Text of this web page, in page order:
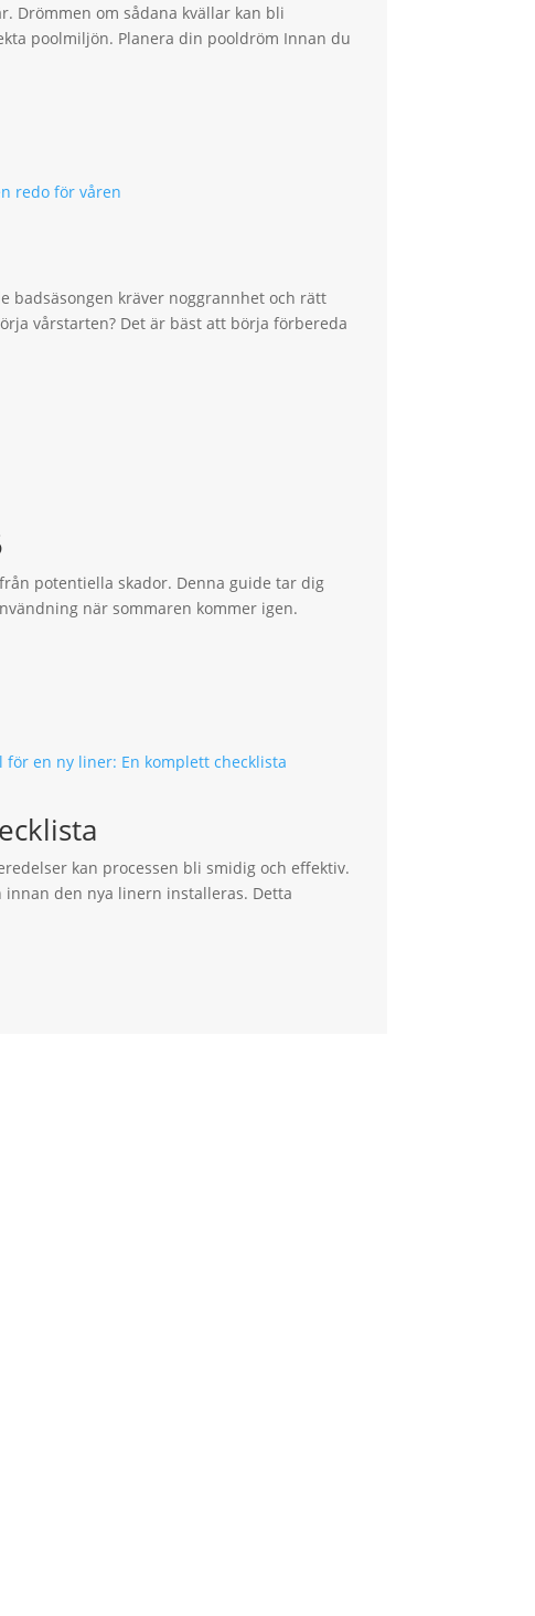
Drömmen om sådana kvällar kan bli
poolmiljön. Planera din pooldröm Innan du
badsäsongen kräver noggrannhet och rätt
vårstarten? Det är bäst att börja förbereda
potentiella skador. Denna guide tar dig
när sommaren kommer igen.
kan processen bli smidig och effektiv.
den nya linern installeras. Detta